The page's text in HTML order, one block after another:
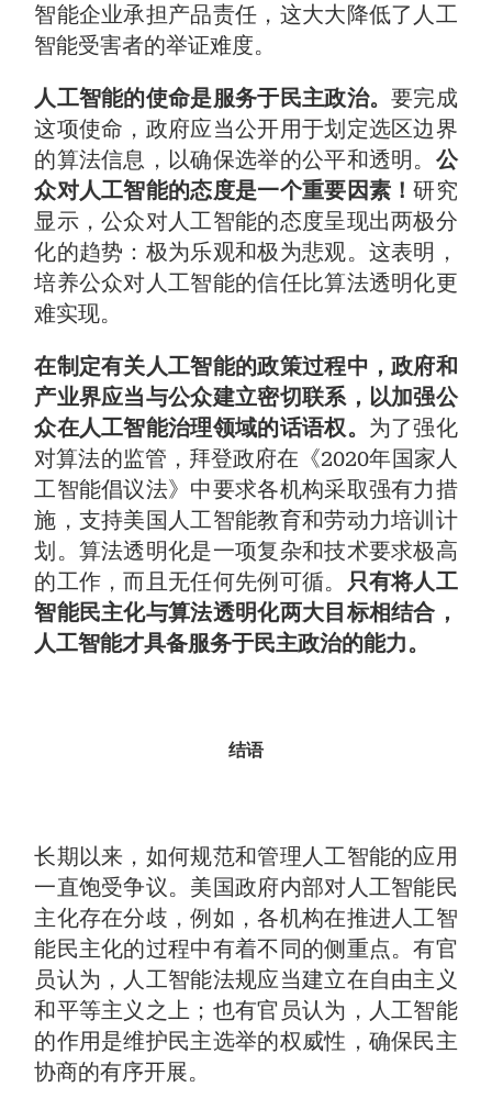
智能企业承担产品责任，这大大降低了人工
智能受害者的举证难度。
人工智能的使命是服务于民主政治。要完成
这项使命，政府应当公开用于划定选区边界
的算法信息，以确保选举的公平和透明。 公
众对人工智能的态度是一个重要因素！研究
显示，公众对人工智能的态度呈现出两极分
化的趋势：极为乐观和极为悲观。这表明，
培养公众对人工智能的信任比算法透明化更
难实现。
在制定有关人工智能的政策过程中，政府和
产业界应当与公众建立密切联系，以加强公
众在人工智能治理领域的话语权。 为了强化
对算法的监管，拜登政府在《2020年国家人
工智能倡议法》中要求各机构采取强有力措
施，支持美国人工智能教育和劳动力培训计
划。算法透明化是一项复杂和技术要求极高
的工作，而且无任何先例可循。 只有将人工
智能民主化与算法透明化两大目标相结合，
人工智能才具备服务于民主政治的能力。
结语
长期以来，如何规范和管理人工智能的应用
一直饱受争议。美国政府内部对人工智能民
主化存在分歧，例如，各机构在推进人工智
能民主化的过程中有着不同的侧重点。有官
员认为，人工智能法规应当建立在自由主义
和平等主义之上；也有官员认为，人工智能
的作用是维护民主选举的权威性，确保民主
协商的有序开展。